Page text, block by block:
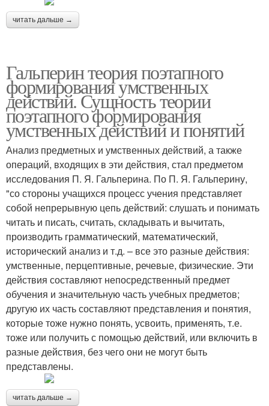
читать дальше →
Гальперин теория поэтапного
формирования умственных
действий. Сущность теории
поэтапного формирования
умственных действий и понятий
Анализ предметных и умственных действий, а также
операций, входящих в эти действия, стал предметом
исследования П. Я. Гальперина. По П. Я. Гальперину,
"со стороны учащихся процесс учения представляет
собой непрерывную цепь действий: слушать и понимать
читать и писать, считать, складывать и вычитать,
производить грамматический, математический,
исторический анализ и т.д. – все это разные действия:
умственные, перцептивные, речевые, физические. Эти
действия составляют непосредственный предмет
обучения и значительную часть учебных предметов;
другую их часть составляют представления и понятия,
которые тоже нужно понять, усвоить, применять, т.е.
тоже или получить с помощью действий, или включить в
разные действия, без чего они не могут быть
представлены.
читать дальше →